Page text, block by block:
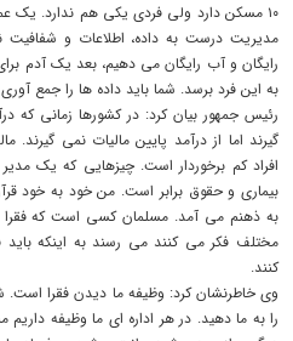
۱۰ مسکن دارد ولی فردی یکی هم ندارد. یک
مدیریت درست به داده، اطلاعات و شفافیت
رایگان و آب رایگان می دهیم، بعد یک آدم
به این فرد برسد. شما باید داده ها را جمع آوری
رئیس جمهور بیان کرد: در کشورها زمانی که
گیرند اما از درآمد پایین مالیات نمی
افراد کم برخوردار است. چیزهایی که یک
بیماری و حقوق برابر است. من خود به خود
به ذهنم می آمد. مسلمان کسی است که فقرا
مختلف فکر می کنند می رسند به اینکه باید
کنند.
وی خاطرنشان کرد: وظیفه ما دیدن فقرا است.
را به ما دهید. در هر اداره ای ما وظیفه